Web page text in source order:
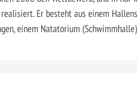
Er besteht aus einem
einem Natatorium